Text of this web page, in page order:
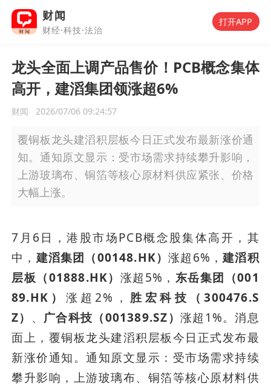
财闻
财经·科技·法治
打开APP
龙头全面上调产品售价！PCB概念集体
高开，建滔集团领涨超6%
财闻 2026/07/06 09:24:57
覆铜板龙头建滔积层板今日正式发布最新涨价通
知。通知原文显示：受市场需求持续攀升影响，
上游玻璃布、铜箔等核心原材料供应紧张、价格
大幅上涨。
7月6日，港股市场PCB概念股集体高开，其
中， 建滔集团（00148.HK）涨超6%，建滔积
层板（01888.HK） 涨超5%， 东岳集团（001
89.HK） 涨超2%， 胜宏科技（300476.S
Z） 、 广合科技（001389.SZ） 涨超1%。消息
面上，覆铜板龙头建滔积层板今日正式发布最
新涨价通知。通知原文显示：受市场需求持续
攀升影响，上游玻璃布、铜箔等核心原材料供